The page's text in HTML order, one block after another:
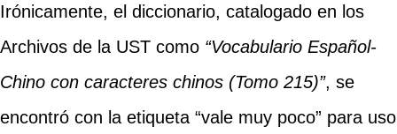
Irónicamente, el diccionario, catalogado en los
Archivos de la UST como “Vocabulario Español-
Chino con caracteres chinos (Tomo 215)”, se
encontró con la etiqueta “vale muy poco” para uso